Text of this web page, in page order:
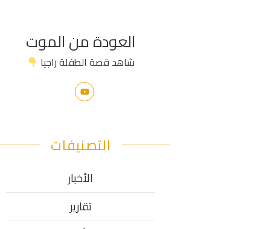
العودة من الموت
شاهد قصة الطفلة راجيا
التصنيفات
الأخبار
تقارير